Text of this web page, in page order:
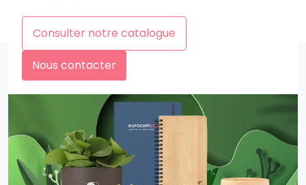
Consulter notre catalogue
Nous contacter